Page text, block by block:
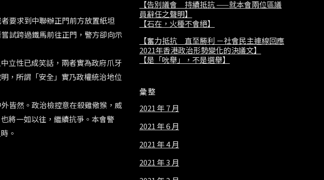
要求到中聯辦正門前方放置紙坦
試跨過鐵馬前往正門，警方卻向示
立性已成笑話，兩者實為政府爪牙
，所謂「安全」實乃政權統治地位
皆然。政治檢控意在殺雞儆猴，威
將一如以往，繼續抗爭。本會警
。
【告別議會 持續抵抗 ——就本會兩位區議
員辭任之聲明】
【石在，火種不會絕】
【奮力抵抗 直至勝利 －社會民主連線回應
2021年香港政治形勢變化的決議文】
【是「吮舉」，不是選舉】
彙整
2021 年 7 月
2021 年 6 月
2021 年 4 月
2021 年 3 月